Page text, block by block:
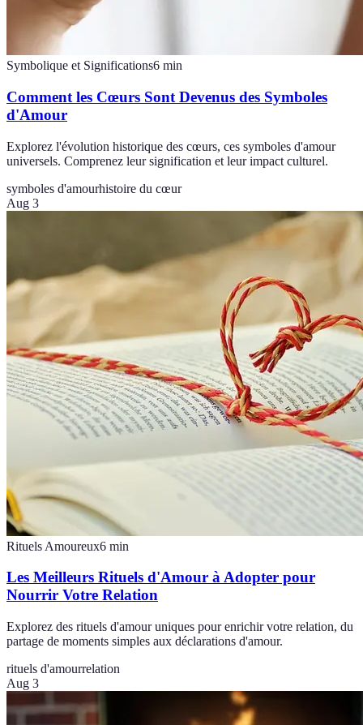
Symbolique et Significations6 min
Comment les Cœurs Sont Devenus des Symboles
d'Amour
Explorez l'évolution historique des cœurs, ces symboles d'amour
universels. Comprenez leur signification et leur impact culturel.
symboles d'amourhistoire du cœur
Aug 3
Rituels Amoureux6 min
Les Meilleurs Rituels d'Amour à Adopter pour
Nourrir Votre Relation
Explorez des rituels d'amour uniques pour enrichir votre relation, du
partage de moments simples aux déclarations d'amour.
rituels d'amourrelation
Aug 3